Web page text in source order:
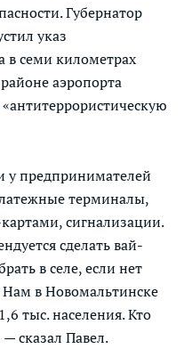
Губернатор
указ
в семи километрах
аэропорта
у предпринимателей
терминалы,
сигнализации.
сделать вай-
в селе, если нет
в Новомальтинске
тыс. населения. Кто
сказал Павел.